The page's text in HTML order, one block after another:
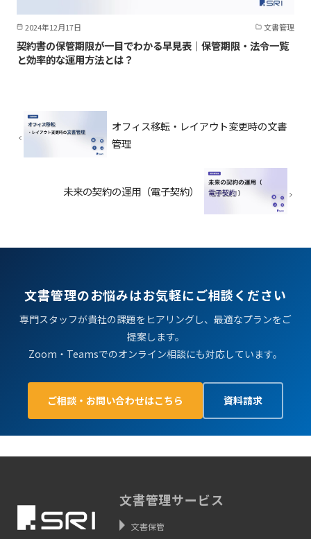
2024年12月17日 文書管理
契約書の保管期限が一目でわかる早見表｜保管期限・法令一覧
と効率的な運用方法とは？
オフィス移転・レイアウト変更時の文書
管理
未来の契約の運用（電子契約）
文書管理のお悩みはお気軽にご相談ください
専門スタッフが貴社の課題をヒアリングし、最適なプランをご
提案します。
Zoom・Teamsでのオンライン相談にも対応しています。
ご相談・お問い合わせはこちら 資料請求
文書管理サービス
文書保管